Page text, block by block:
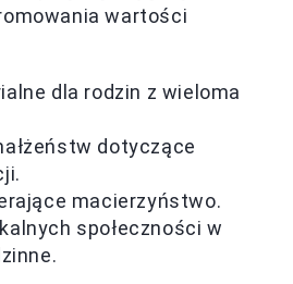
wartości
dla rodzin z wieloma
dotyczące
macierzyństwo.
społeczności w